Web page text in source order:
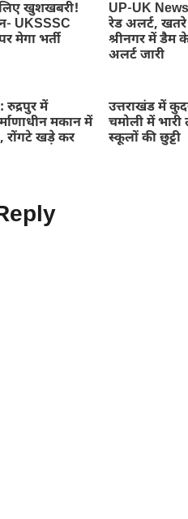
खुशखबरी!
UKSSSC
मेगा भर्ती
UP-UK News
रेड अलर्ट, खतरे
श्रीनगर में डैम
अलर्ट जारी
में
मकान में
रोंगटे खड़े कर
उत्तराखंड में
चमोली में भारी
स्कूलों की छुट्टी